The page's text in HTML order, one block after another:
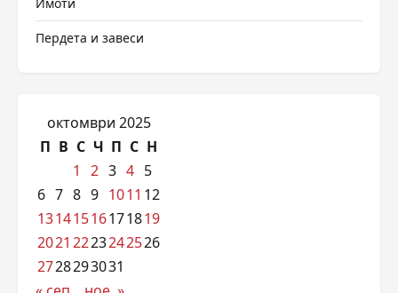
Имоти
Пердета и завеси
октомври 2025
П В С Ч П С Н
1
2 3 4 5
6 7 8 9 1011 12
13141516171819
2021 2223242526
2728293031